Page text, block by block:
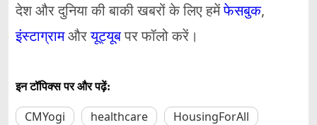
देश और दुनिया की बाकी खबरों के लिए हमेंफेसबुक,
इंस्टाग्रामऔरयूट्यूबपर फॉलो करें।
इन टॉपिक्स पर और पढ़ें:
CMYogi healthcare
HousingForAll